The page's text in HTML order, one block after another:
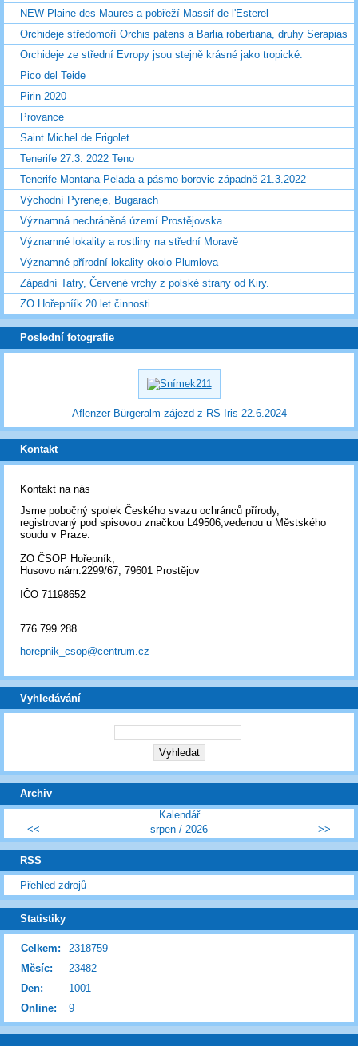
NEW Plaine des Maures a pobřeží Massif de l'Esterel
Orchideje středomoří Orchis patens a Barlia robertiana, druhy Serapias
Orchideje ze střední Evropy jsou stejně krásné jako tropické.
Pico del Teide
Pirin 2020
Provance
Saint Michel de Frigolet
Tenerife 27.3. 2022 Teno
Tenerife Montana Pelada a pásmo borovic západně 21.3.2022
Východní Pyreneje, Bugarach
Významná nechráněná území Prostějovska
Významné lokality a rostliny na střední Moravě
Významné přírodní lokality okolo Plumlova
Západní Tatry, Červené vrchy z polské strany od Kiry.
ZO Hořepníík 20 let činnosti
Poslední fotografie
Aflenzer Bürgeralm zájezd z RS Iris 22.6.2024
Kontakt
Kontakt na nás
Jsme pobočný spolek Českého svazu ochránců přírody,
registrovaný pod spisovou značkou L49506,vedenou u Městského
soudu v Praze.
ZO ČSOP Hořepník,
Husovo nám.2299/67, 79601 Prostějov
IČO 71198652
776 799 288
horepnik_csop@centrum.cz
Vyhledávání
Archiv
Kalendář
<<
srpen / 2026 >>
RSS
Přehled zdrojů
Statistiky
Online: 9
Celkem:
2318759
Měsíc:
23482
Den:
1001